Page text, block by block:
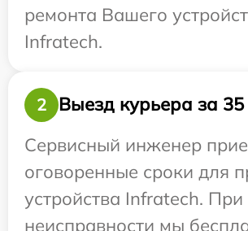
ремонта Вашего
Infratech.
2
Выезд курьера за 35
Сервисный инженер
оговоренные сроки для
устройства Infratech. При
неисправности мы